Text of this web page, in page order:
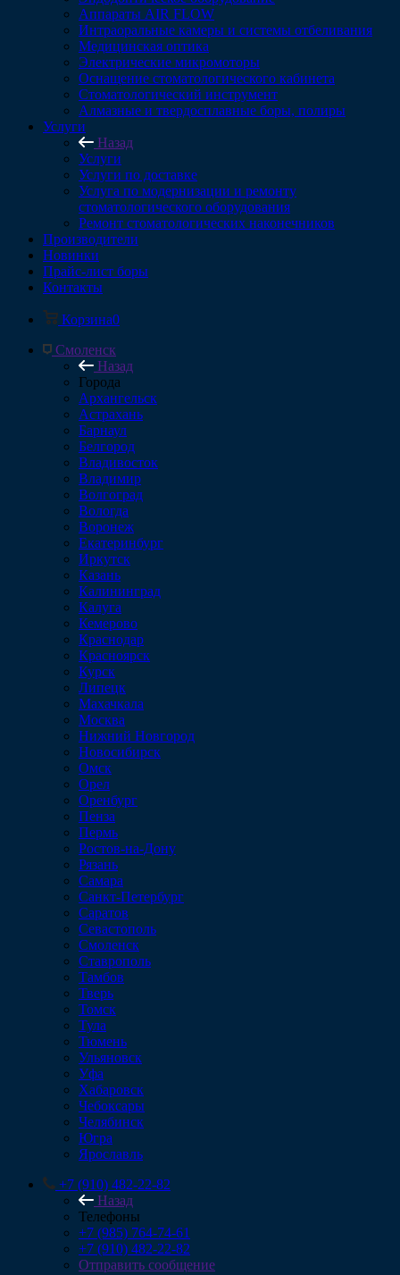
Аппараты AIR FLOW
Интраоральные камеры и системы отбеливания
Медицинская оптика
Электрические микромоторы
Оснащение стоматологического кабинета
Стоматологический инструмент
Алмазные и твердосплавные боры, полиры
Услуги
Назад
Услуги
Услуги по доставке
Услуга по модернизации и ремонту
стоматологического оборудования
Ремонт стоматологических наконечников
Производители
Новинки
Прайс-лист боры
Контакты
Корзина0
Смоленск
Назад
Города
Архангельск
Астрахань
Барнаул
Белгород
Владивосток
Владимир
Волгоград
Вологда
Воронеж
Екатеринбург
Иркутск
Казань
Калининград
Калуга
Кемерово
Краснодар
Красноярск
Курск
Липецк
Махачкала
Москва
Нижний Новгород
Новосибирск
Омск
Орел
Оренбург
Пенза
Пермь
Ростов-на-Дону
Рязань
Самара
Санкт-Петербург
Саратов
Севастополь
Смоленск
Ставрополь
Тамбов
Тверь
Томск
Тула
Тюмень
Ульяновск
Уфа
Хабаровск
Чебоксары
Челябинск
Югра
Ярославль
+7 (910) 482-22-82
Назад
Телефоны
+7 (985) 764-74-61
+7 (910) 482-22-82
Отправить сообщение